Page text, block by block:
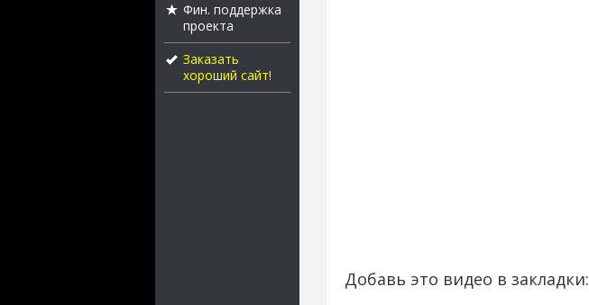
Фин. поддержка
проекта
Заказать
хороший сайт!
Добавь это видео в закладки: